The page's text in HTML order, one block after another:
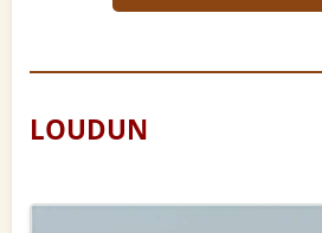
LOUDUN